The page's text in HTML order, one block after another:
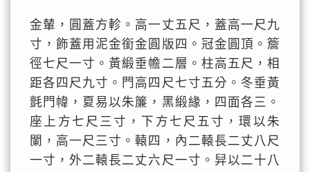
金輦，圓蓋方軫。高一丈五尺，蓋高一尺九
寸，飾蓋用泥金銜金圓版四。冠金圓頂。簷
徑七尺一寸。黃緞垂幨二層。柱高五尺，相
距各四尺九寸。門高四尺七寸五分。冬垂黃
氈門幃，夏易以朱簾，黑緞緣，四面各三。
座上方七尺三寸，下方七尺五寸，環以朱
闌，高一尺三寸。轅四，內二轅長二丈八尺
一寸，外二轅長二丈六尺一寸。舁以二十八